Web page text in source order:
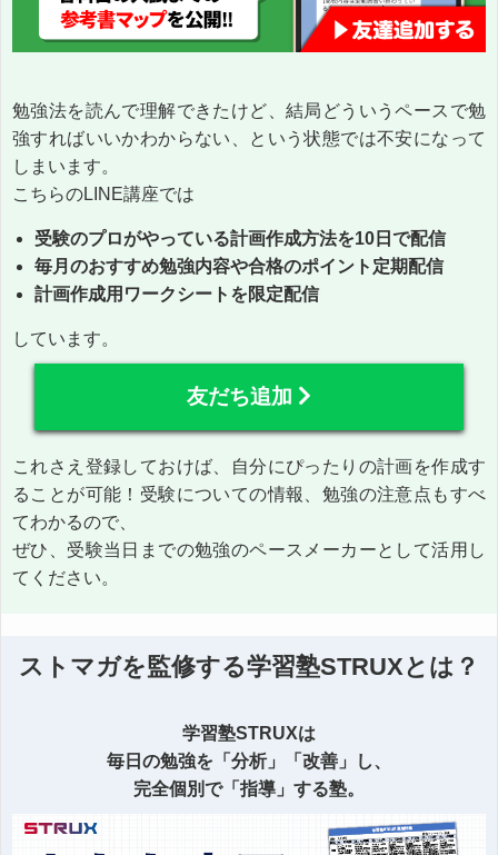
勉強法を読んで理解できたけど、結局どういうペースで勉
強すればいいかわからない、という状態では不安になって
しまいます。
こちらのLINE講座では
受験のプロがやっている計画作成方法を10日で配信
毎月のおすすめ勉強内容や合格のポイント定期配信
計画作成用ワークシートを限定配信
しています。
友だち追加
これさえ登録しておけば、自分にぴったりの計画を作成す
ることが可能！受験についての情報、勉強の注意点もすべ
てわかるので、
ぜひ、受験当日までの勉強のペースメーカーとして活用し
てください。
ストマガを監修する学習塾STRUXとは？
学習塾STRUXは
毎日の勉強を「分析」「改善」し、
完全個別で「指導」する塾。